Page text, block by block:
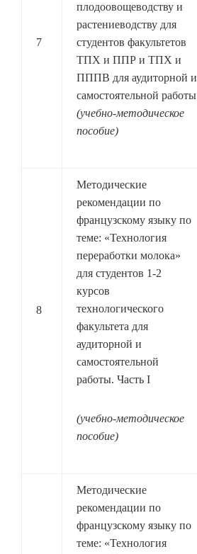
7
плодоовощеводству и
растениеводству для
студентов факультетов
ТПХ и ППР и ТПХ и
ПППВ для аудиторной и
самостоятельной работы
(учебно-методическое
пособие)
8
Методические
рекомендации по
французскому языку по
теме: «Технология
переработки молока»
для студентов 1-2
курсов
технологического
факультета для
аудиторной и
самостоятельной
работы. Часть I
(учебно-методическое
пособие)
Методические
рекомендации по
французскому языку по
теме: «Технология